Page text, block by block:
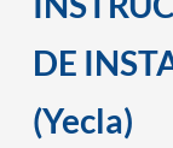
DE
(Yecla)